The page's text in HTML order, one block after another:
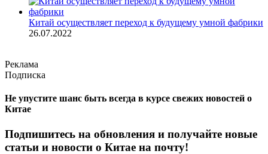
Китай осуществляет переход к будущему умной фабрики
26.07.2022
Реклама
Подписка
Не упустите шанс быть всегда в курсе свежих новостей о
Китае
Подпишитесь на обновления и получайте новые
статьи и новости о Китае на почту!